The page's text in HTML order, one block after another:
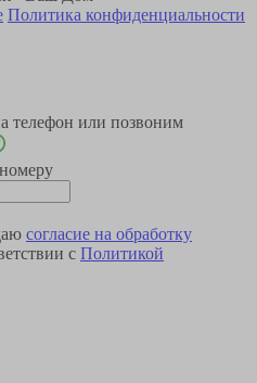
Политика конфиденциальности
телефон или позвоним
согласие на обработку
с Политикой